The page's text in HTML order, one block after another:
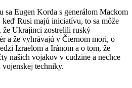
sa Eugen Korda s generálom Mackom
Rusi majú iniciatívu, to sa môže
že Ukrajinci zostrelili ruský
a že vyhrávajú v Čiernom mori, o
Izraelom a Iránom a o tom, že
našich vojakov v cudzine a nechce
techniky.